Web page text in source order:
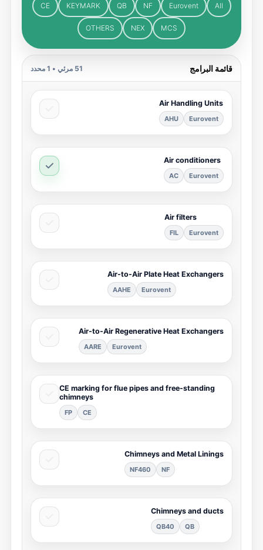
Eurovent
NF
QB
KEYMARK
CE
MCS
NEX
OTHERS
قائمة البرامج مرئي •1محدد
Air Handling Units
Eurovent
AHU
Air conditioners
Eurovent
AC
Air filters
Eurovent
FIL
Air-to-Air Plate Heat Exchangers
Eurovent
AAHE
Air-to-Air Regenerative Heat Exchangers
Eurovent
AARE
CE marking for flue pipes and free-standing
chimneys
FP
Chimneys and Metal Linings
NF460
Chimneys and ducts
QB40